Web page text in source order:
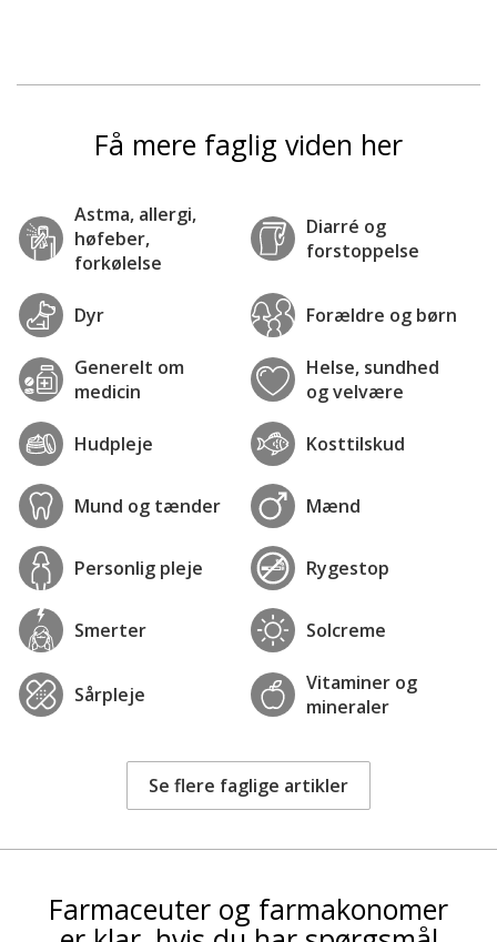
Få mere faglig viden her
Astma, allergi,
høfeber,
forkølelse
Diarré og
forstoppelse
Dyr Forældre og børn
Generelt om
medicin
Helse, sundhed
og velvære
Hudpleje Kosttilskud
Mund og tænder Mænd
Personlig pleje Rygestop
Smerter Solcreme
Sårpleje
Vitaminer og
mineraler
Se flere faglige artikler
Farmaceuter og farmakonomer